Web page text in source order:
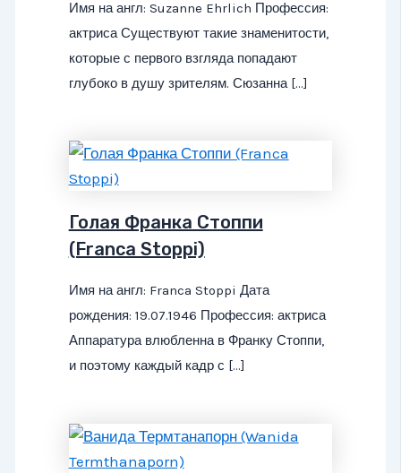
Имя на англ: Suzanne Ehrlich Профессия:
актриса Существуют такие знаменитости,
которые с первого взгляда попадают
глубоко в душу зрителям. Сюзанна […]
Голая Франка Стоппи
(Franca Stoppi)
Имя на англ: Franca Stoppi Дата
рождения: 19.07.1946 Профессия: актриса
Аппаратура влюбленна в Франку Стоппи,
и поэтому каждый кадр с […]